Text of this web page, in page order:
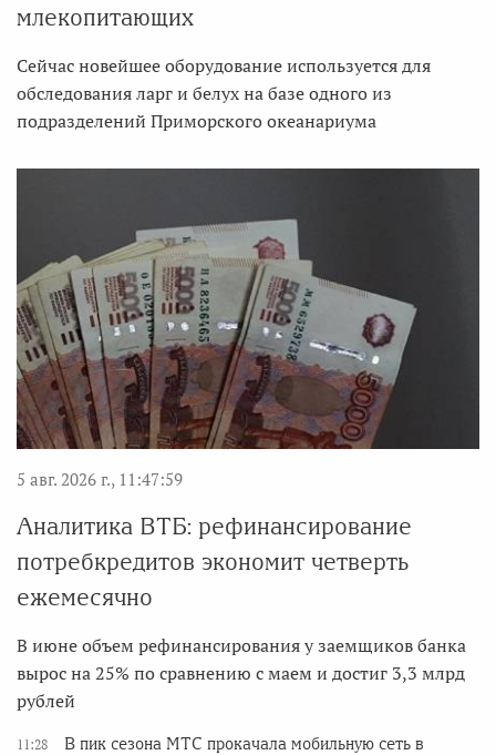
млекопитающих
Сейчас новейшее оборудование используется для
обследования ларг и белух на базе одного из
подразделений Приморского океанариума
5 авг. 2026 г., 11:47:59
Аналитика ВТБ: рефинансирование
потребкредитов экономит четверть
ежемесячно
В июне объем рефинансирования у заемщиков банка
вырос на 25% по сравнению с маем и достиг 3,3 млрд
рублей
11:28
В пик сезона МТС прокачала мобильную сеть в